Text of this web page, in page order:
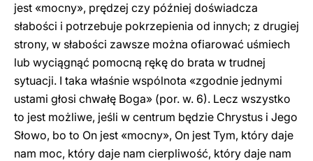
jest «mocny», prędzej czy później doświadcza
słabości i potrzebuje pokrzepienia od innych; z drugiej
strony, w słabości zawsze można ofiarować uśmiech
lub wyciągnąć pomocną rękę do brata w trudnej
sytuacji. I taka właśnie wspólnota «zgodnie jednymi
ustami głosi chwałę Boga» (por. w. 6). Lecz wszystko
to jest możliwe, jeśli w centrum będzie Chrystus i Jego
Słowo, bo to On jest «mocny», On jest Tym, który daje
nam moc, który daje nam cierpliwość, który daje nam